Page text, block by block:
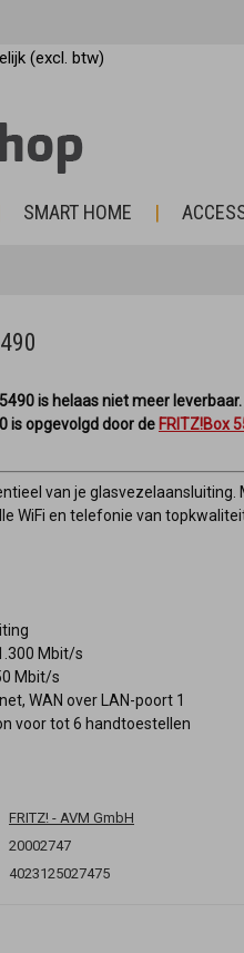
(excl. btw)
SMART HOME
5490 is helaas niet meer leverbaar.
is opgevolgd door de FRITZ!Box
van je glasvezelaansluiting.
WiFi en telefonie van
Mbit/s
Mbit/s
WAN over LAN-poort 1
voor tot 6 handtoestellen
FRITZ! - AVM GmbH
20002747
4023125027475